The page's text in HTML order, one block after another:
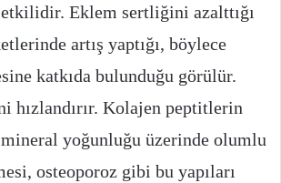
etkilidir. Eklem sertliğini azalttığı
artış yaptığı, böylece
katkıda bulunduğu görülür.
hızlandırır. Kolajen peptitlerin
yoğunluğu üzerinde olumlu
osteoporoz gibi bu yapıları